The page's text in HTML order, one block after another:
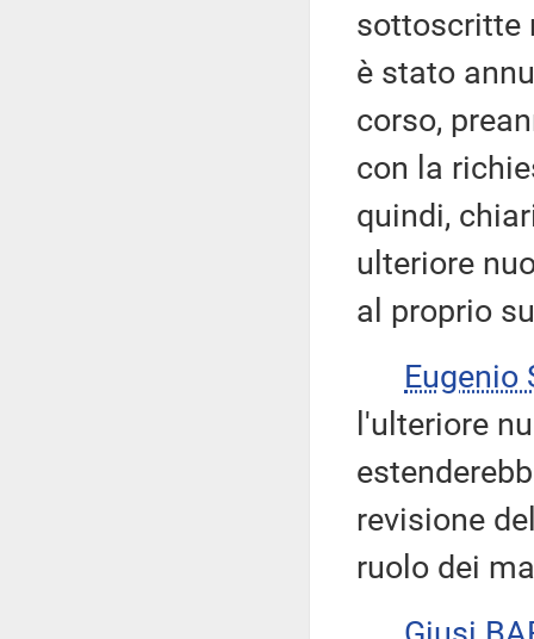
sottoscritte
è stato
corso,
con la
quindi,
ulteriore
al proprio
Eugenio
l'ulteriore
revisione
ruolo dei